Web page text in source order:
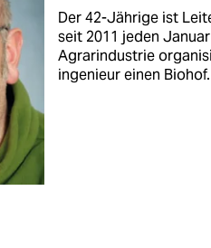
Der 42-Jährige ist
seit 2011 jeden
Agrarindustrie
ingenieur einen Biohof.